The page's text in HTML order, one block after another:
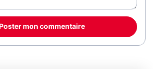
Poster mon commentaire